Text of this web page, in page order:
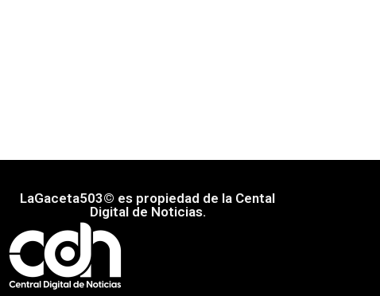
LaGaceta503© es propiedad de la Cental
Digital de Noticias.